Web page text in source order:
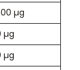
µg
µg
µg